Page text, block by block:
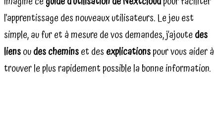
l’apprentissage des nouveaux utilisateurs. Le jeu est
simple, au fur et à mesure de vos demandes, j’ajoutedes
liensoudes cheminset desexplicationspour vous aider à
trouver le plus rapidement possible la bonne information.